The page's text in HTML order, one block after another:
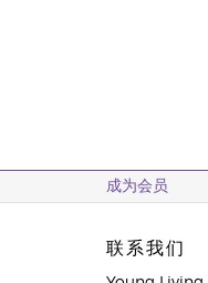
成为会员
联系我们